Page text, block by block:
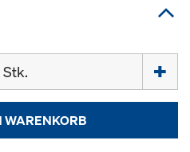
WARENKORB